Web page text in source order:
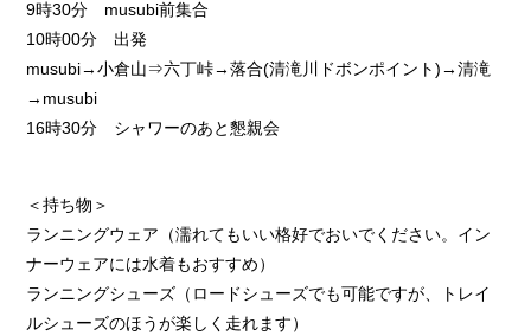
9時30分 musubi前集合
10時00分 出発
musubi→小倉山⇒六丁峠→落合(清滝川ドボンポイント)→清滝
→musubi
16時30分 シャワーのあと懇親会
＜持ち物＞
ランニングウェア（濡れてもいい格好でおいでください。イン
ナーウェアには水着もおすすめ）
ランニングシューズ（ロードシューズでも可能ですが、トレイ
ルシューズのほうが楽しく走れます）